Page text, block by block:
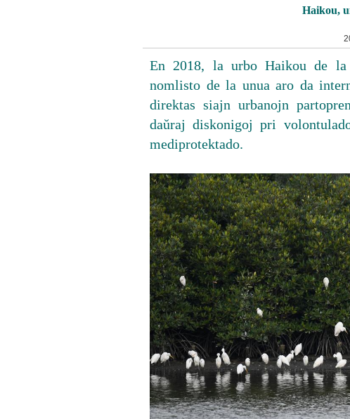
Haikou,
En 2018, la urbo Haikou de
nomlisto de la unua aro da
direktas siajn urbanojn
daŭraj diskonigoj pri
mediprotektado.